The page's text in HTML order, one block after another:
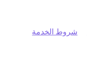
شروط الخدمة